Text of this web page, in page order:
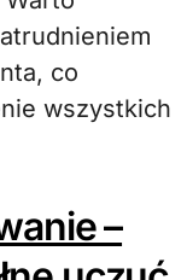
co
wszystkich
–